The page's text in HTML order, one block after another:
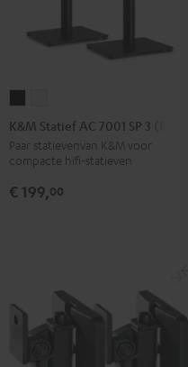
Statief
AC
7001
SP
Statief
AC
7001
SP
K&M Statief AC 7001 SP 3 (Paar)
Paar statievenvan K&M voor
compacte hifi-statieven
€ 199,00